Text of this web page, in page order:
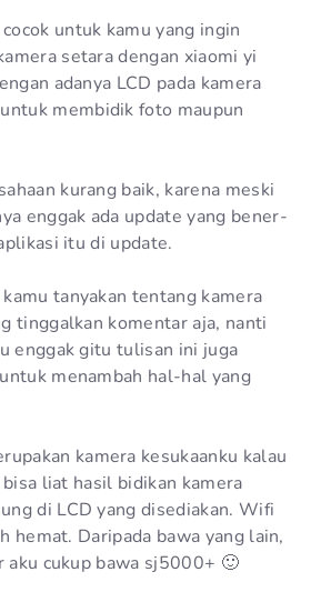
untuk kamu yang ingin
setara dengan xiaomi yi
adanya LCD pada kamera
membidik foto maupun
kurang baik, karena meski
enggak ada update yang bener-
itu di update.
tanyakan tentang kamera
tinggalkan komentar aja, nanti
enggak gitu tulisan ini juga
menambah hal-hal yang
kamera kesukaanku kalau
liat hasil bidikan kamera
di LCD yang disediakan. Wifi
hemat. Daripada bawa yang lain,
aku cukup bawa sj5000+ 🙂